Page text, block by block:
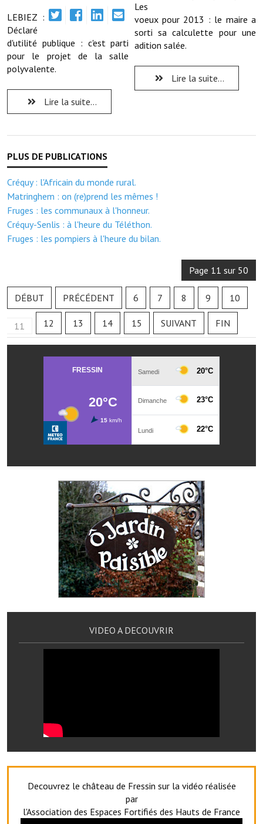
Les moyens financiers
Note de synthèse financière
Rapport d'orientation budgétaire
Actions et projets
Projets et travaux en cours
Procès verbaux des conseils municipaux
Communication
Le bulletin municipal : Fressinfo & Le Fressinois
Toutes les publications
Le village dans l'intercommunalité
Les réseaux partenaires
L'association des maires
Le conseil départemental
Services publics intercommunaux
France services
France Renov
Déchets ménagers, tri sélectif, encombrants
Services publics communaux
Démarches administratives
Biens à louer
Bibliothèque
Commerces et professions libérales
Exploitants agricoles
LEBIEZ :
Déclaré
d'utilité publique : c'est parti
pour le projet de la salle
polyvalente.
Lire la suite...
Les
voeux pour 2013 : le maire a
sorti sa calculette pour une
adition salée.
Lire la suite...
Créquy : l'Africain du monde rural.
Matringhem : on (re)prend les mêmes !
Fruges : les communaux à l'honneur.
Créquy-Senlis : à l'heure du Téléthon.
Fruges : les pompiers à l'heure du bilan.
Page 11 sur 50
DÉBUT PRÉCÉDENT 6 7 8 9 10
11 12 13 14 15 SUIVANT FIN
VIDEO A DECOUVRIR
Decouvrez le château de Fressin sur la vidéo réalisée
par
l'Association des Espaces Fortifiés des Hauts de France